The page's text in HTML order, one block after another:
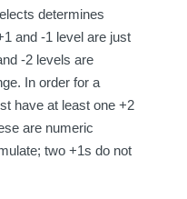
determines
and -1 level are just
-2 levels are
In order for a
have at least one +2
are numeric
two +1s do not